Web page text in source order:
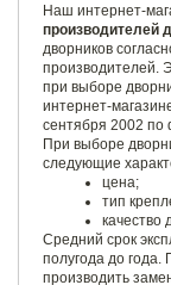
Наш интернет-
производителей
дворников
производителей.
при выборе
интернет-
сентября 2002 по
При выборе
следующие
цена;
тип
качество
Средний срок
полугода до года.
производить